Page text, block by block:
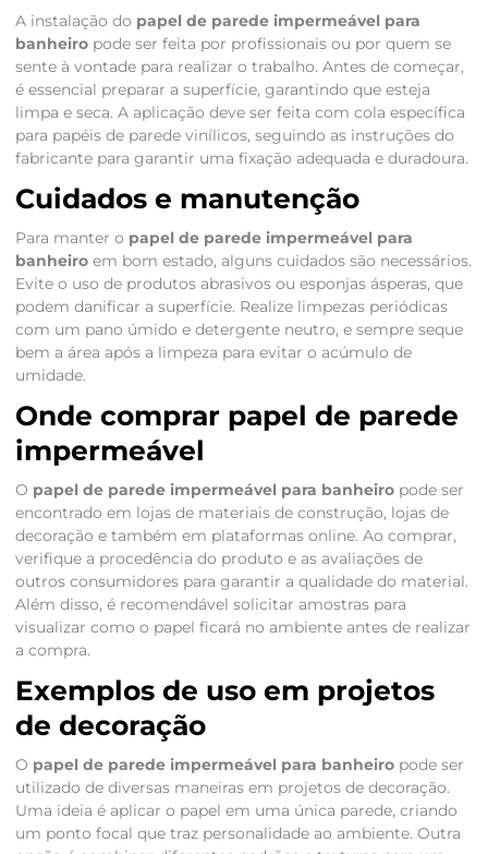
A instalação do papel de parede impermeável para
banheiropode ser feita por profissionais ou por quem se
sente à vontade para realizar o trabalho. Antes de começar,
é essencial preparar a superfície, garantindo que esteja
limpa e seca. A aplicação deve ser feita com cola específica
para papéis de parede vinílicos, seguindo as instruções do
fabricante para garantir uma fixação adequada e duradoura.
Cuidados e manutenção
Para manter o papel de parede impermeável para
banheiroem bom estado, alguns cuidados são necessários.
Evite o uso de produtos abrasivos ou esponjas ásperas, que
podem danificar a superfície. Realize limpezas periódicas
com um pano úmido e detergente neutro, e sempre seque
bem a área após a limpeza para evitar o acúmulo de
umidade.
Onde comprar papel de parede
impermeável
O papel de parede impermeável para banheiropode ser
encontrado em lojas de materiais de construção, lojas de
decoração e também em plataformas online. Ao comprar,
verifique a procedência do produto e as avaliações de
outros consumidores para garantir a qualidade do material.
Além disso, é recomendável solicitar amostras para
visualizar como o papel ficará no ambiente antes de realizar
a compra.
Exemplos de uso em projetos
de decoração
O papel de parede impermeável para banheiropode ser
utilizado de diversas maneiras em projetos de decoração.
Uma ideia é aplicar o papel em uma única parede, criando
um ponto focal que traz personalidade ao ambiente. Outra